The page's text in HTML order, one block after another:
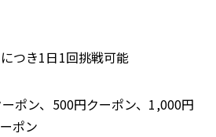
つき1日1回挑戦可能
ポン、500円クーポン、1,000円
ポン